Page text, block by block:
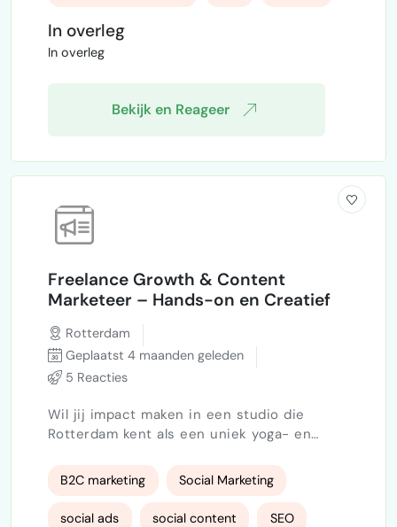
toevoegen Basis motion graphics / effecten
Eventuele feedback verwerken na interne
quality contro…
Adobe
In overleg
In overleg
Bekijk en Reageer
Freelance Growth & Content
Marketeer – Hands-on en Creatief
Rotterdam
Geplaatst 4 maanden geleden
5 Reacties
Wil jij impact maken in een studio die
Rotterdam kent als een uniek yoga- en
ervaringrijke, hands-on marketeer die direct
aan de slag gaat om ons vaste
klantenbestand uit te breiden . Events,
B2C marketing Social Marketing
social ads social content SEO